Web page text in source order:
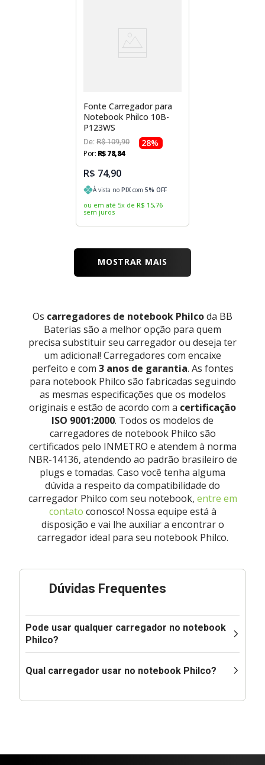
Fonte Carregador para
Notebook Philco 10B-
P123WS
De:R$ 109,90 28%
Por: R$78,84
R$ 74,90
À vista noPIX com5% OFF
ou em até 5x de R$ 15,76
sem juros
MOSTRAR MAIS
Os carregadores de notebook Philcoda BB
Baterias são a melhor opção para quem
precisa substituir seu carregador ou deseja ter
um adicional! Carregadores com encaixe
perfeito e com 3 anos de garantia. As fontes
para notebook Philco são fabricadas seguindo
as mesmas especificações que os modelos
originais e estão de acordo com a certificação
ISO 9001:2000. Todos os modelos de
carregadores de notebook Philco são
certificados pelo INMETRO e atendem à norma
NBR-14136, atendendo ao padrão brasileiro de
plugs e tomadas. Caso você tenha alguma
dúvida a respeito da compatibilidade do
carregador Philco com seu notebook, entre em
contato conosco! Nossa equipe está à
disposição e vai lhe auxiliar a encontrar o
carregador ideal para seu notebook Philco.
Dúvidas Frequentes
Pode usar qualquer carregador no notebook
Philco?
Qual carregador usar no notebook Philco?